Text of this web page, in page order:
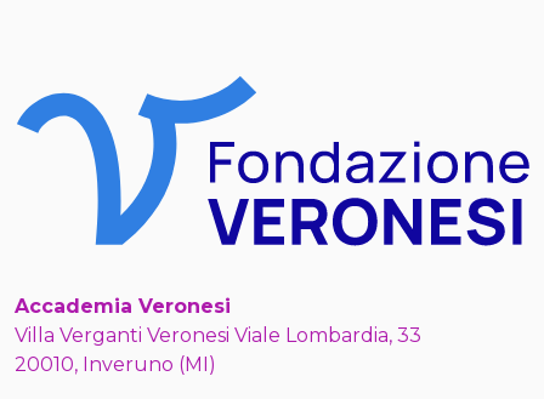
Accademia Veronesi
Villa Verganti Veronesi Viale Lombardia, 33
20010, Inveruno (MI)